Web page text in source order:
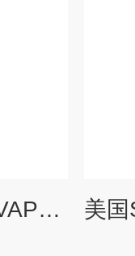
英国CASELLA KSL-VAPex个体采样泵